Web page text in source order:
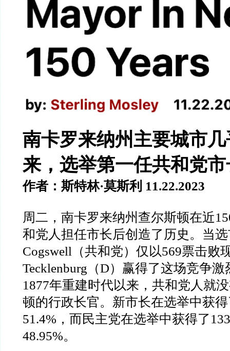
南卡罗来纳州主要城市几
来，选举第一任共和党市
作者：斯特林·莫斯利 11.22.2023
周二，南卡罗来纳州查尔斯顿在近
和党人担任市长后创造了历史。当
Cogswell（共和党）仅以569票击败
Tecklenburg（D）赢得了这场竞争
1877年重建时代以来，共和党人就
顿的行政长官。新市长在选举中获
51.4%，而民主党在选举中获得了
48.95%。